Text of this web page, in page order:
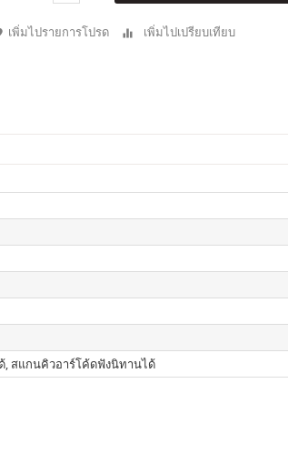
เพิ่มไปรายการโปรด เพิ่มไปเปรียบเทียบ
, สแกนคิวอาร์โค้ดฟังนิทานได้